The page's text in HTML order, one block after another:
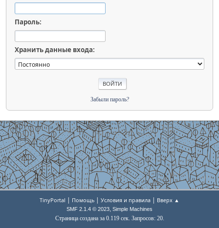
Пароль:
Хранить данные входа:
Забыли пароль?
TinyPortal | Помощь | Условия и правила | Вверх ▲
SMF 2.1.4 © 2023, Simple Machines
Страница создана за 0.119 сек. Запросов: 20.